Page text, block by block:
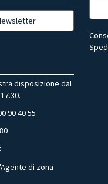
disposizione dal
90 40 55
di zona